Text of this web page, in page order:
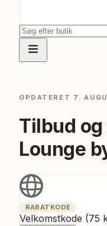
OPDATERET 7.
Tilbud
Lounge
RABATKODE
Velkomstkode (75